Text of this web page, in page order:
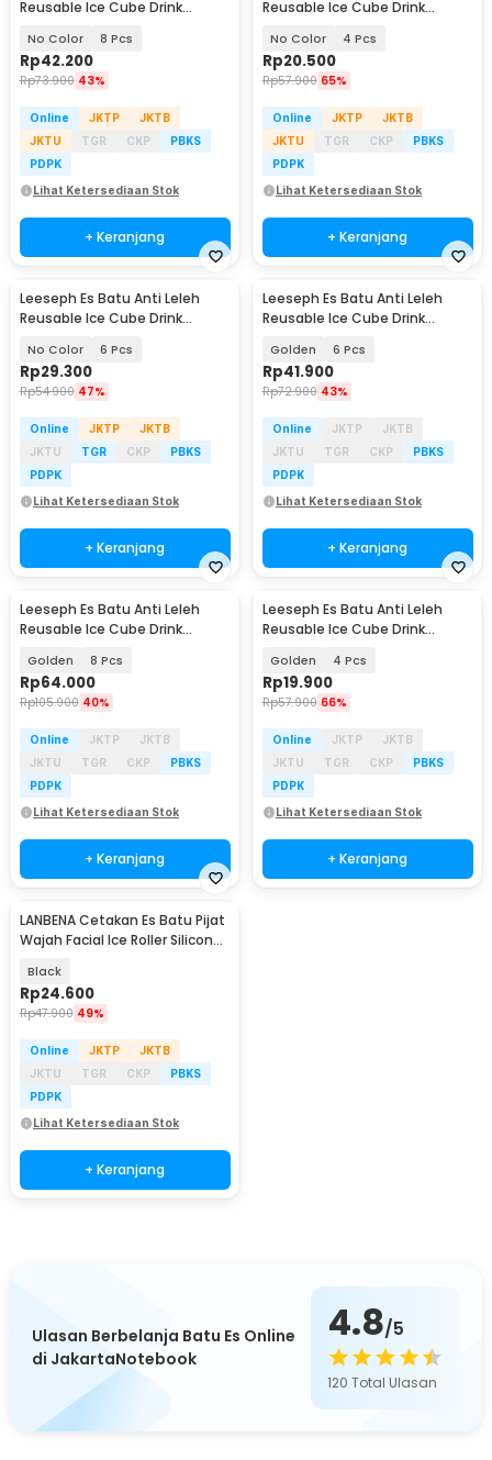
Reusable Ice Cube Drink
No Color 8 Pcs
Rp42.200
Rp73.900 43%
Online JKTP
JKTB
JKTU
TGR CKP
PBKS
PDPK
Lihat Ketersediaan Stok
+ Keranjang
Reusable Ice Cube Drink
No Color 4 Pcs
Rp20.500
Rp57.900 65%
Online JKTP
JKTB
JKTU
TGR CKP
PBKS
PDPK
Lihat Ketersediaan Stok
+ Keranjang
Leeseph Es Batu Anti Leleh
Reusable Ice Cube Drink
No Color 6 Pcs
Rp29.300
Rp54.900 47%
Online JKTP
JKTB
JKTU
TGR CKP
PBKS
PDPK
Lihat Ketersediaan Stok
+ Keranjang
Leeseph Es Batu Anti Leleh
Reusable Ice Cube Drink
Golden 6 Pcs
Rp41.900
Rp72.900 43%
Online JKTP
JKTB
JKTU
TGR CKP
PBKS
PDPK
Lihat Ketersediaan Stok
+ Keranjang
Leeseph Es Batu Anti Leleh
Reusable Ice Cube Drink
Golden 8 Pcs
Rp64.000
Rp105.900 40%
Online JKTP
JKTB
JKTU
TGR CKP
PBKS
PDPK
Lihat Ketersediaan Stok
+ Keranjang
Leeseph Es Batu Anti Leleh
Reusable Ice Cube Drink
Golden 4 Pcs
Rp19.900
Rp57.900 66%
Online JKTP
JKTB
JKTU
TGR CKP
PBKS
PDPK
Lihat Ketersediaan Stok
+ Keranjang
LANBENA Cetakan Es Batu Pijat
Wajah Facial Ice Roller Silicone
Black
Rp24.600
Rp47.900 49%
Online JKTP
JKTB
JKTU
TGR CKP
PBKS
PDPK
Lihat Ketersediaan Stok
+ Keranjang
Ulasan Berbelanja Batu Es Online
di JakartaNotebook
4.8/5
120 Total Ulasan